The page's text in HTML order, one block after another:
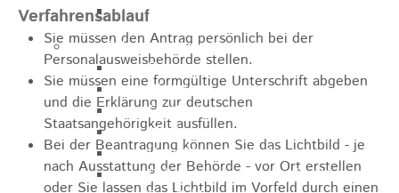
Haus Anna Vetter
Sehenswürdigkeiten
Rathaus
Blockturm
Ev. Kirche
Miedermuseum
Haus "Anna Vetter"
Polizeimuseum Heubach e.V.
Verfahrensablauf
Sie müssen den Antrag persönlich bei der
Personalausweisbehörde stellen.
Sie müssen eine formgültige Unterschrift abgeben
und die Erklärung zur deutschen
Staatsangehörigkeit ausfüllen.
Bei der Beantragung können Sie das Lichtbild - je
nach Ausstattung der Behörde - vor Ort erstellen
oder Sie lassen das Lichtbild im Vorfeld durch einen